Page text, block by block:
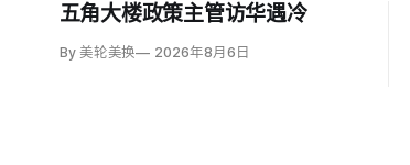
五角大楼政策主管访华遇冷
By 美轮美换 2026年8月6日